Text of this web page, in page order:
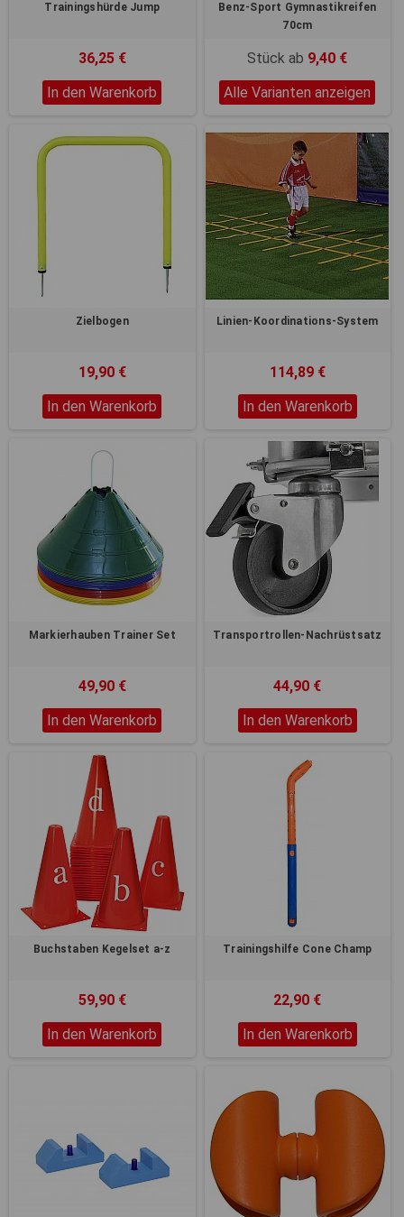
Trainingshürde Jump
36,25 €
In den Warenkorb
Benz-Sport Gymnastikreifen
70cm
Stück ab 9,40 €
Alle Varianten anzeigen
Zielbogen
19,90 €
In den Warenkorb
Linien-Koordinations-System
114,89 €
In den Warenkorb
Markierhauben Trainer Set
49,90 €
In den Warenkorb
Transportrollen-Nachrüstsatz
44,90 €
In den Warenkorb
Buchstaben Kegelset a-z
59,90 €
In den Warenkorb
Trainingshilfe Cone Champ
22,90 €
In den Warenkorb